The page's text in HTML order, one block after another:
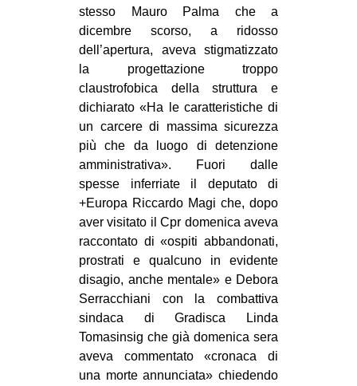
stesso Mauro Palma che a
dicembre scorso, a ridosso
dell’apertura, aveva stigmatizzato
la progettazione troppo
claustrofobica della struttura e
dichiarato «Ha le caratteristiche di
un carcere di massima sicurezza
più che da luogo di detenzione
amministrativa». Fuori dalle
spesse inferriate il deputato di
+Europa Riccardo Magi che, dopo
aver visitato il Cpr domenica aveva
raccontato di «ospiti abbandonati,
prostrati e qualcuno in evidente
disagio, anche mentale» e Debora
Serracchiani con la combattiva
sindaca di Gradisca Linda
Tomasinsig che già domenica sera
aveva commentato «cronaca di
una morte annunciata» chiedendo